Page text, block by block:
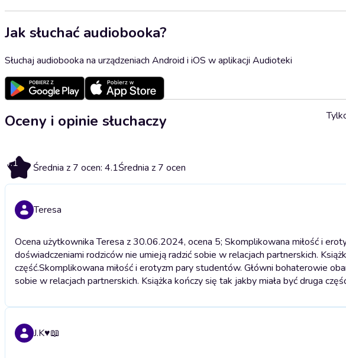
Jak słuchać audiobooka?
Słuchaj audiobooka na urządzeniach Android i iOS w aplikacji Audioteki
Oceny i opinie słuchaczy
4.1 Średnia z 7 ocen: 4.1Średnia z 7 ocen
Teresa
Ocena użytkownika Teresa z 30.06.2024, ocena 5; Skomplikowana miłość i
doświadczeniami rodziców nie umieją radzić sobie w relacjach partnerskich.
część.Skomplikowana miłość i erotyzm pary studentów. Główni bohaterowie
sobie w relacjach partnerskich. Książka kończy się tak jakby miała być druga
J.K♥️📖